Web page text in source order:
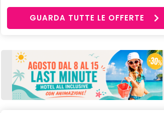
GUARDA TUTTE LE OFFERTE